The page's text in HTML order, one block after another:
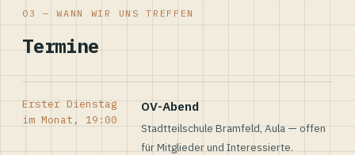
03 — WANN WIR UNS TREFFEN
Termine
Erster Dienstag
im Monat, 19:00
OV-Abend
Stadtteilschule Bramfeld, Aula — offen
für Mitglieder und Interessierte.